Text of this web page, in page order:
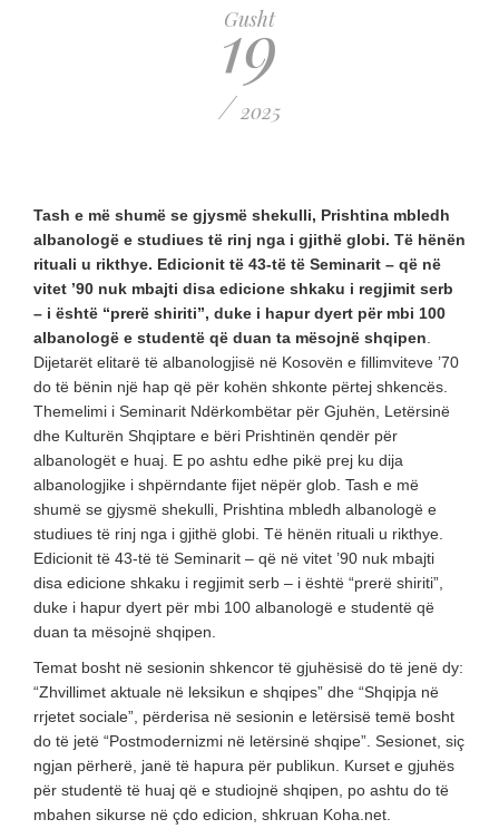
Gusht
19
/ 2025
Tash e më shumë se gjysmë shekulli, Prishtina mbledh
albanologë e studiues të rinj nga i gjithë globi. Të hënën
rituali u rikthye. Edicionit të 43-të të Seminarit – që në
vitet ’90 nuk mbajti disa edicione shkaku i regjimit serb
– i është “prerë shiriti”, duke i hapur dyert për mbi 100
albanologë e studentë që duan ta mësojnë shqipen
Dijetarët elitarë të albanologjisë në Kosovën e fillimviteve ’70
do të bënin një hap që për kohën shkonte përtej shkencës.
Themelimi i Seminarit Ndërkombëtar për Gjuhën, Letërsinë
dhe Kulturën Shqiptare e bëri Prishtinën qendër për
albanologët e huaj. E po ashtu edhe pikë prej ku dija
albanologjike i shpërndante fijet nëpër glob. Tash e më
shumë se gjysmë shekulli, Prishtina mbledh albanologë e
studiues të rinj nga i gjithë globi. Të hënën rituali u rikthye.
Edicionit të 43-të të Seminarit – që në vitet ’90 nuk mbajti
disa edicione shkaku i regjimit serb – i është “prerë shiriti”,
duke i hapur dyert për mbi 100 albanologë e studentë që
duan ta mësojnë shqipen.
Temat bosht në sesionin shkencor të gjuhësisë do të jenë dy:
“Zhvillimet aktuale në leksikun e shqipes” dhe “Shqipja në
rrjetet sociale”, përderisa në sesionin e letërsisë temë bosht
do të jetë “Postmodernizmi në letërsinë shqipe”. Sesionet, siç
ngjan përherë, janë të hapura për publikun. Kurset e gjuhës
për studentë të huaj që e studiojnë shqipen, po ashtu do të
mbahen sikurse në çdo edicion, shkruan Koha.net.